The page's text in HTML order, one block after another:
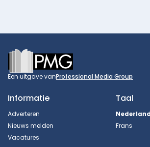
Footer
Een uitgave vanProfessional Media Group
Informatie
Adverteren
Nieuws melden
Vacatures
Taal
Frans